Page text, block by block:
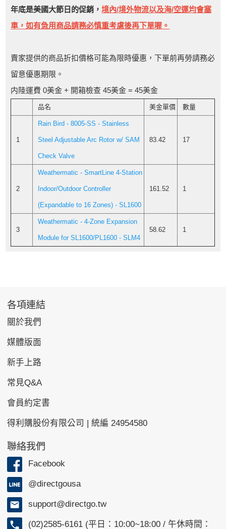
年底是美國大節日的促銷，境內/境外物流以及海/空運均會塞
車，如有急用商品請務必慎重考慮後再下單喔。
賣家提供的商品折扣價格可能為限時優惠，下單前再勞請務必
留意優惠期限。
内陸運費 0美金 + 開箱檢查 45美金 = 45美金
品名 美金單價 數量
1
Rain Bird - 8005-SS - Stainless
Steel Adjustable Arc Rotor w/ SAM
Check Valve
83.42 17
2
Weathermatic - SmartLine 4-Station
Indoor/Outdoor Controller
(Expandable to 16 Zones) - SL1600
161.52 1
3
Weathermatic - 4-Zone Expansion
Module for SL1600/PL1600 - SLM4
58.62 1
各項連結
關於我們
媒體版面
新手上路
常見Q&A
會員約定書
得利購股份有限公司 | 統編 24954580
聯絡我們
Facebook
@directgousa
support@directgo.tw
(02)2585-6161 (平日：10:00~18:00 / 午休時間：